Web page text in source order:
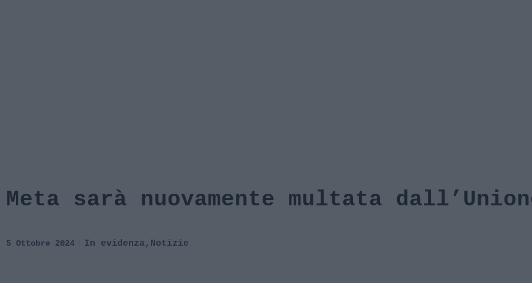
Meta sarà nuovamente multata
5 Ottobre 2024 In evidenza, Notizie